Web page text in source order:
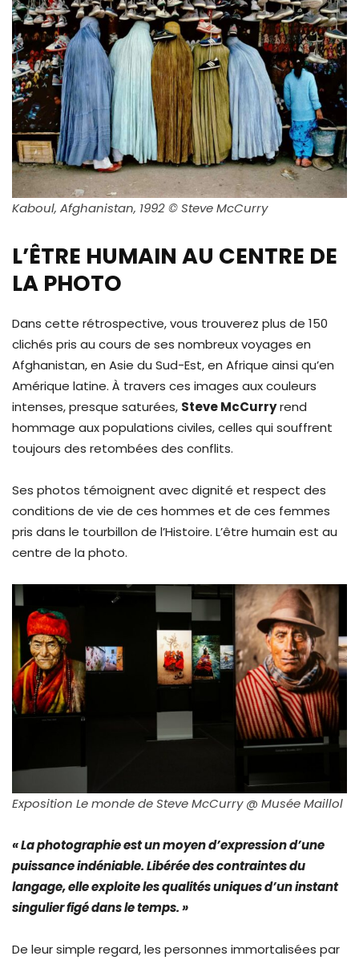
Kaboul, Afghanistan, 1992 © Steve McCurry
L’ÊTRE HUMAIN AU CENTRE DE
LA PHOTO
Dans cette rétrospective, vous trouverez plus de 150
clichés pris au cours de ses nombreux voyages en
Afghanistan, en Asie du Sud-Est, en Afrique ainsi qu’en
Amérique latine. À travers ces images aux couleurs
intenses, presque saturées, Steve McCurryrend
hommage aux populations civiles, celles qui souffrent
toujours des retombées des conflits.
Ses photos témoignent avec dignité et respect des
conditions de vie de ces hommes et de ces femmes
pris dans le tourbillon de l’Histoire. L’être humain est au
centre de la photo.
Exposition Le monde de Steve McCurry @ Musée Maillol
« La photographie est un moyen d’expression d’une
puissance indéniable. Libérée des contraintes du
langage, elle exploite les qualités uniques d’un instant
singulier figé dans le temps. »
De leur simple regard, les personnes immortalisées par